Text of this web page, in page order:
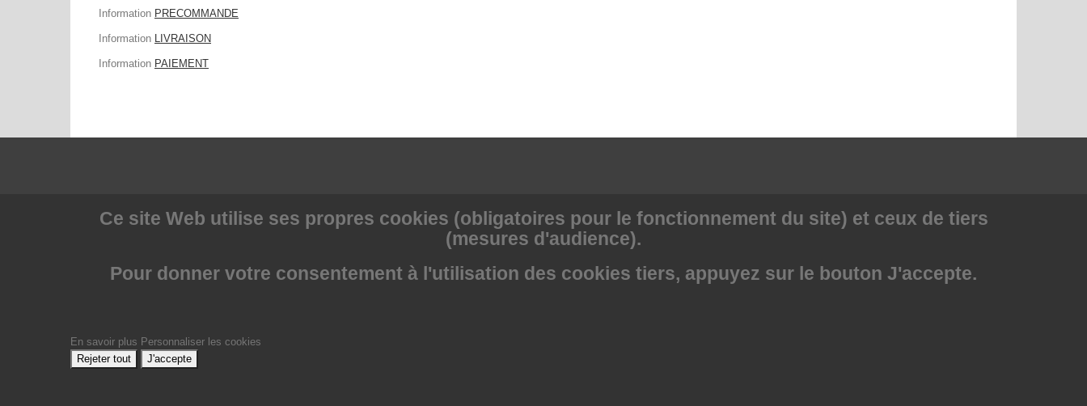
Information PRECOMMANDE
Information LIVRAISON
Information PAIEMENT
Ce site Web utilise ses propres cookies (obligatoires pour le fonctionnement du site) et ceux de tiers
(mesures d'audience).
Pour donner votre consentement à l'utilisation des cookies tiers, appuyez sur le bouton J'accepte.
En savoir plus Personnaliser les cookies
Rejeter tout
J'accepte